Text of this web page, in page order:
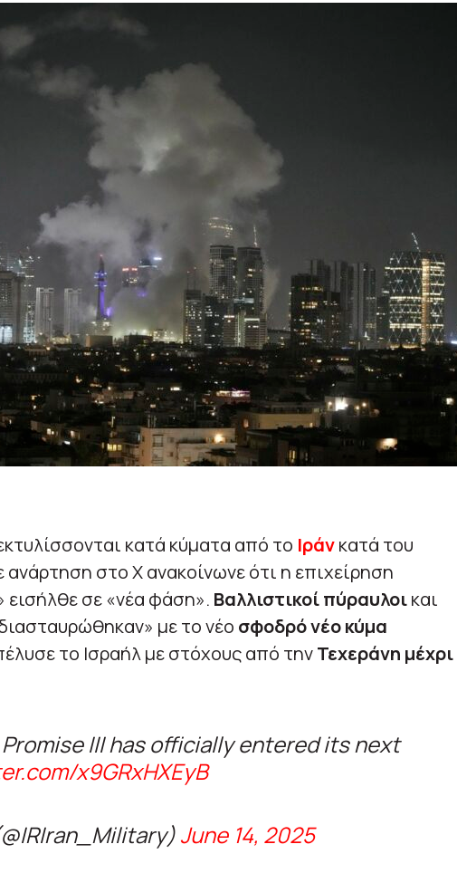
κατά κύματα από το Ιράνκατά του
στο Χ ανακοίνωνε ότι η επιχείρηση
σε «νέα φάση». Βαλλιστικοί πύραυλοικαι
με το νέο σφοδρό νέο κύμα
το Ισραήλ με στόχους από τηνΤεχεράνη μέχρι
III has officially entered its next
x9GRxHXEyB
June 14, 2025